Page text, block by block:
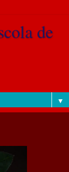
de
▼